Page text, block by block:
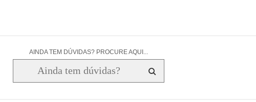
AINDA TEM DÚVIDAS? PROCURE AQUI...